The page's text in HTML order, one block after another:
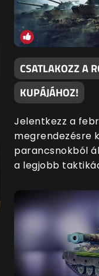
CSATLAKOZZ A
KUPÁJÁHOZ!
Jelentkezz a
megrendezésre
parancsnokból
a legjobb